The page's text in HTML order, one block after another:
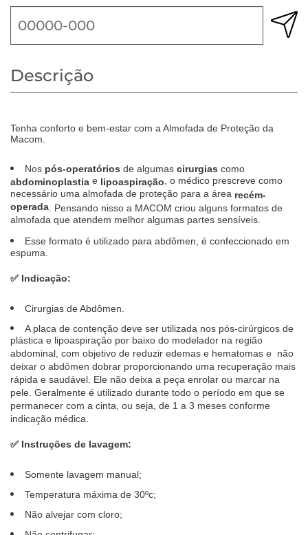
Descrição
Tenha conforto e bem-estar com a Almofada de Proteção da
Macom.
Nos pós-operatórios de algumas cirurgias como
abdominoplastia e lipoaspiração, o médico prescreve como
necessário uma almofada de proteção para a área recém-
operada . Pensando nisso a MACOM criou alguns formatos de
almofada que atendem melhor algumas partes sensíveis.
Esse formato é utilizado para abdômen, é confeccionado em
espuma.
✅ Indicação:
Cirurgias de Abdômen.
A placa de contenção deve ser utilizada nos pós-cirúrgicos de
plástica e lipoaspiração por baixo do modelador na região
abdominal, com objetivo de reduzir edemas e hematomas e não
deixar o abdômen dobrar proporcionando uma recuperação mais
rápida e saudável. Ele não deixa a peça enrolar ou marcar na
pele. Geralmente é utilizado durante todo o período em que se
permanecer com a cinta, ou seja, de 1 a 3 meses conforme
indicação médica.
✅ Instruções de lavagem:
Somente lavagem manual;
Temperatura máxima de 30ºc;
Não alvejar com cloro;